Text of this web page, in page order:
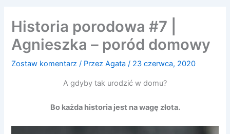
Historia porodowa #7 |
Agnieszka – poród domowy
Zostaw komentarz / PrzezAgata/ 23 czerwca, 2020
A gdyby tak urodzić w domu?
Bo każda historia jest na wagę złota.